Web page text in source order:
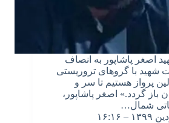
اصغر پاشاپور به انصاف
با گروهای تروریستی
پرواز هستیم تا سر و
باز گردد.» اصغر پاشاپور،
شمال…